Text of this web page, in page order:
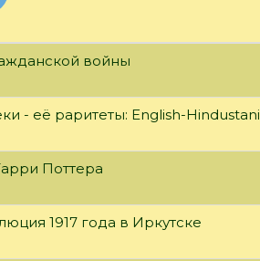
войны
- её раритеты: English-Hindustani
Поттера
1917 года в Иркутске